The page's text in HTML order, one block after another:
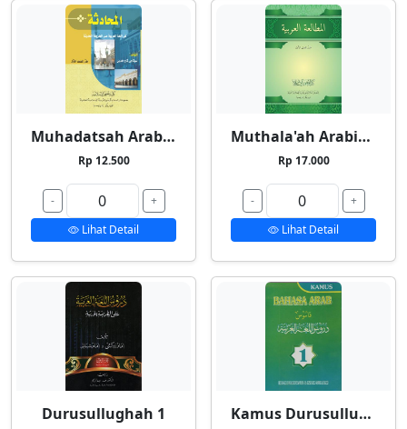
Muhadatsah Arabiyyah
Rp 12.500
-
+
Lihat Detail
Muthala'ah Arabiyyah
Rp 17.000
-
+
Lihat Detail
Durusullughah 1 Kamus Durusullughah 1